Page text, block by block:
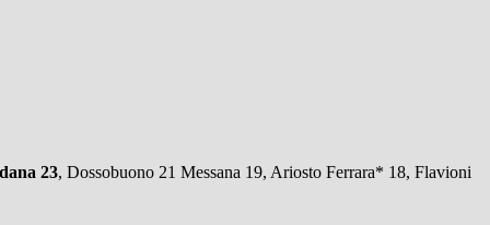
23, Dossobuono 21 Messana 19, Ariosto Ferrara* 18, Flavioni